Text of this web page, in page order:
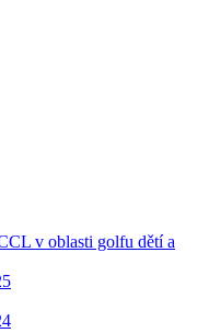
v oblasti golfu dětí a